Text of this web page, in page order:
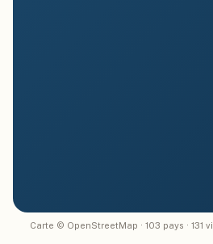
Carte © OpenStreetMap · 103 pays · 131